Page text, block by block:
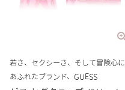
若さ、セクシーさ、そして冒険心に
あふれたブランド、GUESS